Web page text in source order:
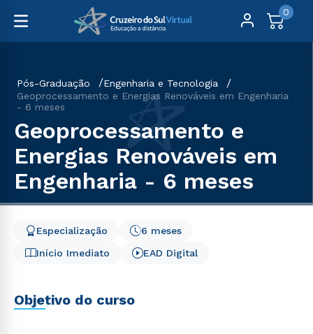
0
Pós-Graduação
Engenharia e Tecnologia
Geoprocessamento e Energias Renováveis em Engenharia
- 6 meses
Geoprocessamento e
Energias Renováveis em
Engenharia - 6 meses
Início Imediato
6 meses
Especialização
EAD Digital
Objetivo do curso